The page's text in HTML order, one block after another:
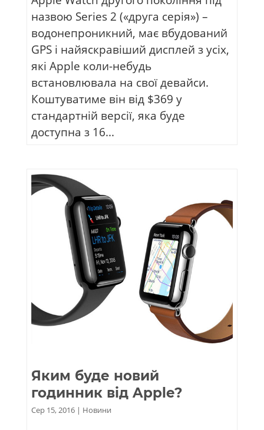
назвою Series 2 («друга серія») –
водонепроникний, має вбудований
GPS і найяскравіший дисплей з усіх,
які Apple коли-небудь
встановлювала на свої девайси.
Коштуватиме він від $369 у
стандартній версії, яка буде
доступна з 16...
Яким буде новий
годинник від Apple?
Сер 15, 2016| Новини